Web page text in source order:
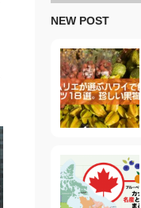
NEW POST